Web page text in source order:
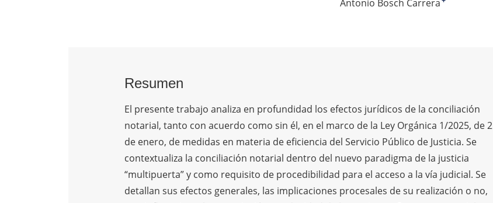
Antonio Bosch Carrera
Resumen
El presente trabajo analiza en profundidad los efectos jurídicos de la conciliación
notarial, tanto con acuerdo como sin él, en el marco de la Ley Orgánica 1/2025, de 2
de enero, de medidas en materia de eficiencia del Servicio Público de Justicia. Se
contextualiza la conciliación notarial dentro del nuevo paradigma de la justicia
“multipuerta” y como requisito de procedibilidad para el acceso a la vía judicial. Se
detallan sus efectos generales, las implicaciones procesales de su realización o no,